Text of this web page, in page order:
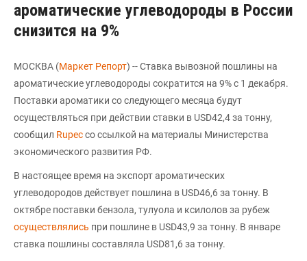
ароматические углеводороды в России
снизится на 9%
МОСКВА (Маркет Репорт) -- Ставка вывозной пошлины на
ароматические углеводороды сократится на 9% с 1 декабря.
Поставки ароматики со следующего месяца будут
осуществляться при действии ставки в USD42,4 за тонну,
сообщил Rupecсо ссылкой на материалы Министерства
экономического развития РФ.
В настоящее время на экспорт ароматических
углеводородов действует пошлина в USD46,6 за тонну. В
октябре поставки бензола, тулуола и ксилолов за рубеж
осуществлялись при пошлине в USD43,9 за тонну. В январе
ставка пошлины составляла USD81,6 за тонну.